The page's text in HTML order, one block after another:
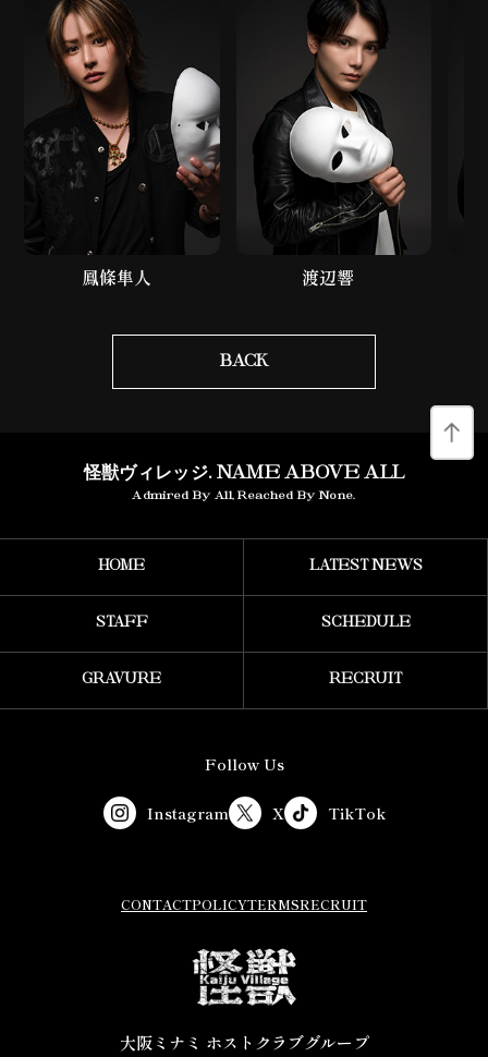
鳳條隼人 渡辺響
BACK
怪獣ヴィレッジ. NAME ABOVE ALL
Admired By All, Reached By None.
HOME LATEST NEWS
STAFF SCHEDULE
GRAVURE RECRUIT
Follow Us
Instagram X TikTok
CONTACTPOLICYTERMSRECRUIT
大阪ミナミ ホストクラブグループ